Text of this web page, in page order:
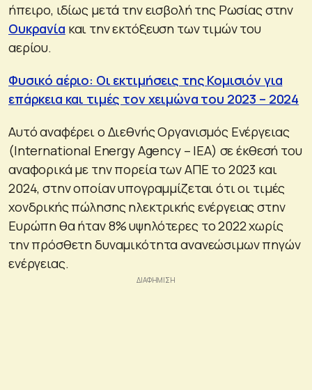
ήπειρο, ιδίως μετά την εισβολή της Ρωσίας στην
Ουκρανία και την εκτόξευση των τιμών του
αερίου.
Φυσικό αέριο: Οι εκτιμήσεις της Κομισιόν για
επάρκεια και τιμές τον χειμώνα του 2023 – 2024
Αυτό αναφέρει ο Διεθνής Οργανισμός Ενέργειας
(International Energy Agency – ΙΕΑ) σε έκθεσή του
αναφορικά με την πορεία των ΑΠΕ το 2023 και
2024, στην οποίαν υπογραμμίζεται ότι οι τιμές
χονδρικής πώλησης ηλεκτρικής ενέργειας στην
Ευρώπη θα ήταν 8% υψηλότερες το 2022 χωρίς
την πρόσθετη δυναμικότητα ανανεώσιμων πηγών
ενέργειας.